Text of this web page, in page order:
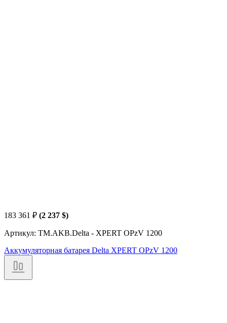
183 361 ₽ (2 237 $)
Артикул: TM.AKB.Delta - XPERT OPzV 1200
Аккумуляторная батарея Delta XPERT OPzV 1200